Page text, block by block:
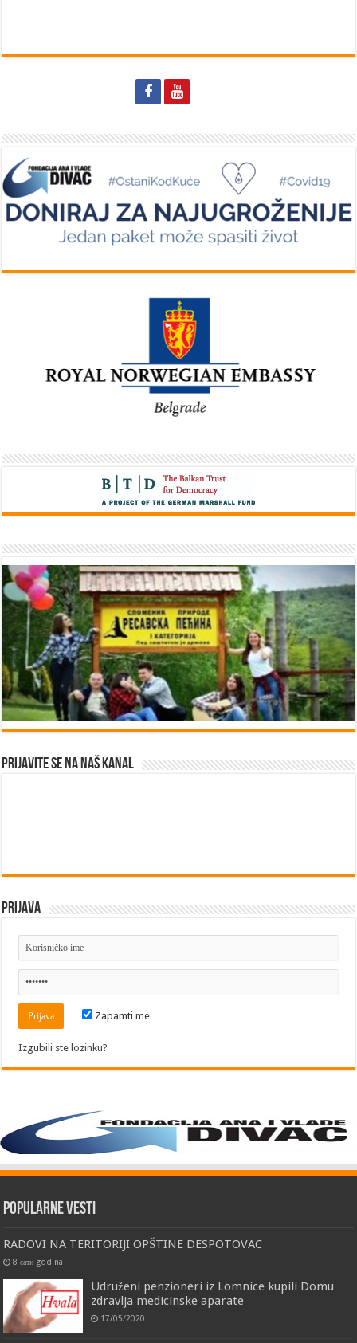
Prijavite se na naš kanal
Prijava
Zapamti me
Izgubili ste lozinku?
Popularne vesti
RADOVI NA TERITORIJI OPŠTINE DESPOTOVAC
8 сати godina
Udruženi penzioneri iz Lomnice kupili Domu
zdravlja medicinske aparate
17/05/2020